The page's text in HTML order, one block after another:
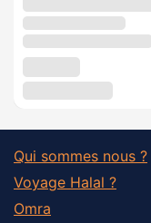
Qui sommes nous ?
Voyage Halal ?
Omra